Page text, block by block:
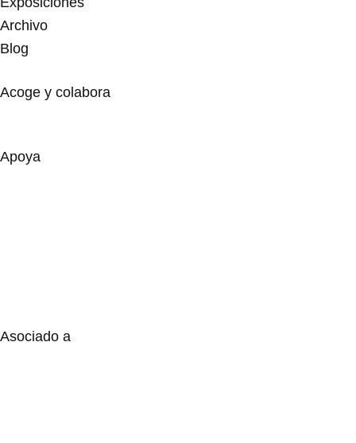
Archivo
Blog
Acoge y colabora
Apoya
Asociado a